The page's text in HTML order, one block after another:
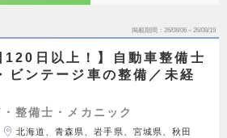
掲載期間 26/08/06～26/08/19
120日以上！】自動車整備士
ンテージ車の整備／未経
整備士・メカニック
北海道、青森県、岩手県、宮城県、秋田